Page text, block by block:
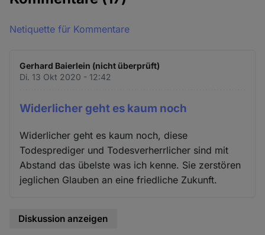
Netiquette für Kommentare
Gerhard Baierlein (nicht überprüft)
Di. 13 Okt 2020 - 12:42
Widerlicher geht es kaum noch
Widerlicher geht es kaum noch, diese
Todesprediger und Todesverherrlicher sind mit
Abstand das übelste was ich kenne. Sie zerstören
jeglichen Glauben an eine friedliche Zukunft.
Diskussion anzeigen